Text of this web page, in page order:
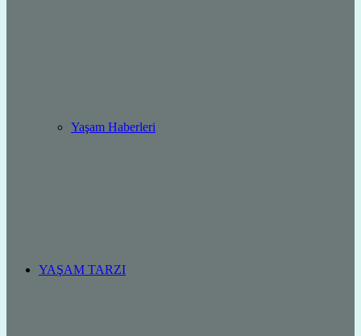
Yaşam Haberleri
YAŞAM TARZI